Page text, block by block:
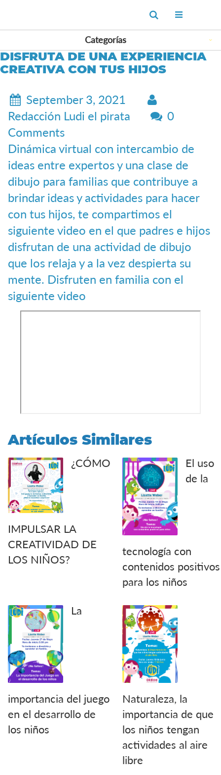
Buscar
DISFRUTA DE UNA EXPERIENCIA
CREATIVA CON TUS HIJOS
September 3, 2021
Redacción Ludi el pirata
0
Comments
Dinámica virtual con intercambio de
ideas entre expertos y una clase de
dibujo para familias que contribuye a
brindar ideas y actividades para hacer
con tus hijos, te compartimos el
siguiente video en el que padres e hijos
disfrutan de una actividad de dibujo
que los relaja y a la vez despierta su
mente. Disfruten en familia con el
siguiente video
Artículos Similares
¿CÓMO
IMPULSAR LA
CREATIVIDAD DE
LOS NIÑOS?
El uso
de la
tecnología con
contenidos positivos
para los niños
La
importancia del juego
en el desarrollo de
los niños
Naturaleza, la
importancia de que
los niños tengan
actividades al aire
libre
Categorías